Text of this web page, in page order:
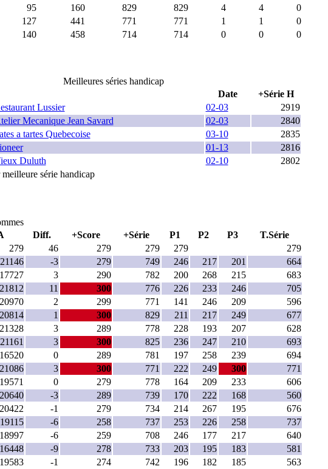
95 160 829 829 4 4
0
127 441 771 771 1 1
0
140 458 714 714 0 0 0
Meilleures séries handicap
Date
+Série H
Lussier 02-03
2919
Mecanique Jean Savard 02-03
2840
a tartes Quebecoise 03-10
2835
01-13
2816
Duluth 02-10
2802
série handicap
Diff. +Score +Série P1 P2 P3
T.Série
279 46 279 279 279
279
21146 -3 279 749 246 217 201
664
17727 3 290 782 200 268 215
683
21812 11 300 776 226 233 246
705
20970 2 299 771 141 246 209
596
20814 1 300 829 211 217 249
677
21328 3 289 778 228 193 207
628
21161 3 300 825 236 247 210
693
16520 0 289 781 197 258 239
694
21086 3 300 771 222 249 300
771
19571 0 279 778 164 209 233
606
20640 -3 289 739 170 222 168
560
20422 -1 279 734 214 267 195
676
19115 -6 258 737 253 226 258
737
18997 -6 259 708 246 177 217
640
16448 -9 278 733 203 195 183
581
19583 -1 274 742 196 182 185
563